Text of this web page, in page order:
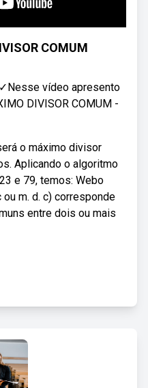
COMUM
vídeo apresento
DIVISOR COMUM -
o máximo divisor
Aplicando o algoritmo
e 79, temos: Webo
m. d. c) corresponde
entre dois ou mais